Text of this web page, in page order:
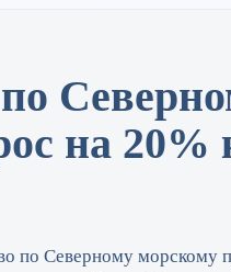
на 20%
по Северному